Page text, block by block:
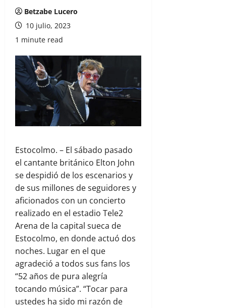
Betzabe Lucero
10 julio, 2023
1 minute read
Estocolmo. – El sábado pasado
el cantante británico Elton John
se despidió de los escenarios y
de sus millones de seguidores y
aficionados con un concierto
realizado en el estadio Tele2
Arena de la capital sueca de
Estocolmo, en donde actuó dos
noches. Lugar en el que
agradeció a todos sus fans los
“52 años de pura alegría
tocando música”. “Tocar para
ustedes ha sido mi razón de